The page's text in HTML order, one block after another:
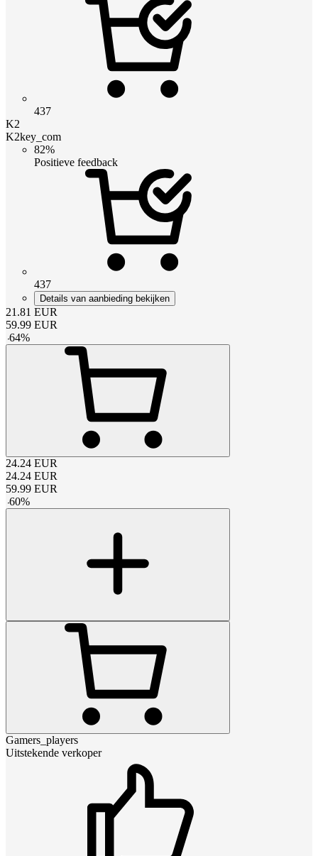
437
K2
K2key_com
82%
Positieve feedback
437
Details van aanbieding bekijken
21.81 EUR
59.99 EUR
-64%
24.24 EUR
24.24 EUR
59.99 EUR
-60%
Gamers_players
Uitstekende verkoper